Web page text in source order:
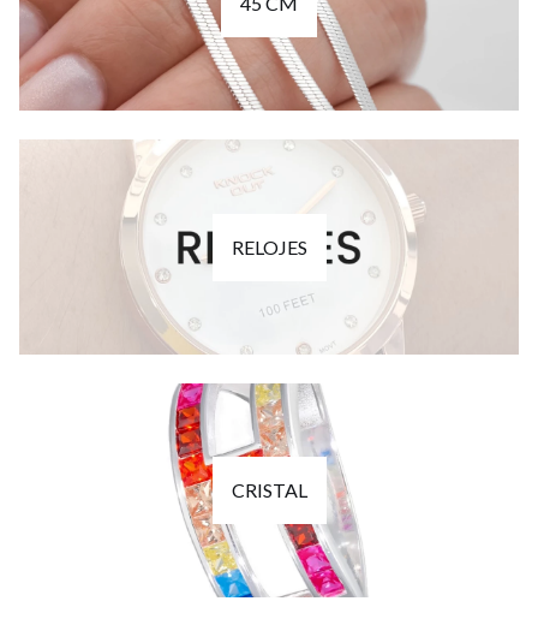
RELOJES
CRISTAL